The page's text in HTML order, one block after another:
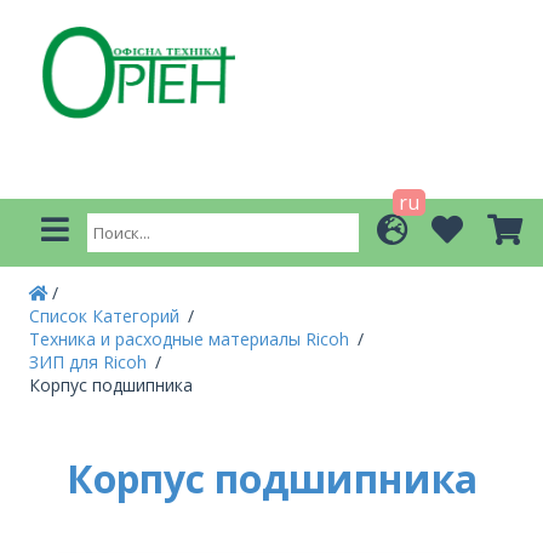
ru
Список Категорий
Техника и расходные материалы Ricoh
ЗИП для Ricoh
Корпус подшипника
Корпус подшипника